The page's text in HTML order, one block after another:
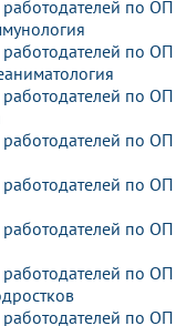
работодателей по
работодателей по
работодателей по
работодателей по
работодателей по
работодателей по
работодателей по
работодателей по